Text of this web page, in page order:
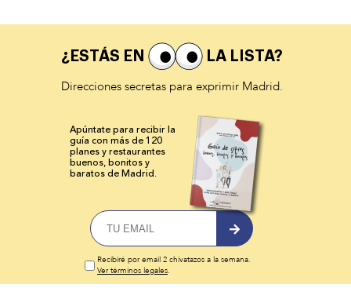
¿ESTÁS EN
LA LISTA?
Direcciones secretas para exprimir Madrid.
Apúntate para recibir la
guía con más de 120
planes y restaurantes
buenos, bonitos y
baratos de Madrid.
Recibiré por email 2 chivatazos a la semana.
Ver términos legales.